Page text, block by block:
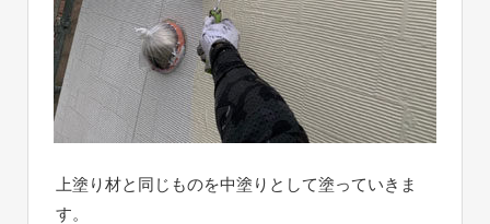
上塗り材と同じものを中塗りとして塗っていきま
す。